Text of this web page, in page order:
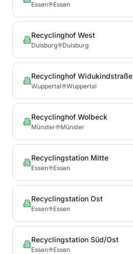
Essen Essen
Recyclinghof West
Duisburg Duisburg
Recyclinghof Widukindstraße
Wuppertal Wuppertal
Recyclinghof Wolbeck
Münster Münster
Recyclingstation Mitte
Essen Essen
Recyclingstation Ost
Essen Essen
Recyclingstation Süd/Ost
Essen Essen